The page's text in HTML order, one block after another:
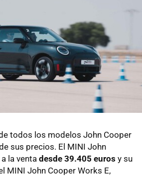
todos los modelos John Cooper
sus precios. El MINI John
la venta desde 39.405 euros y su
MINI John Cooper Works E,